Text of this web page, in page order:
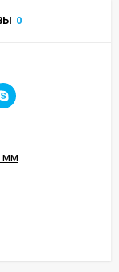
0
мм